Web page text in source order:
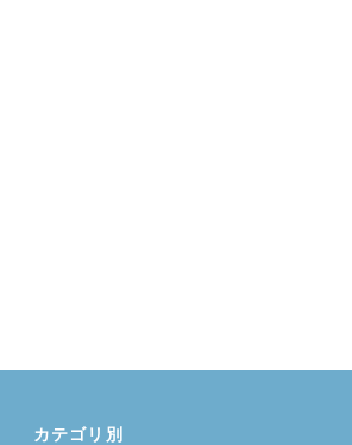
カテゴリ別